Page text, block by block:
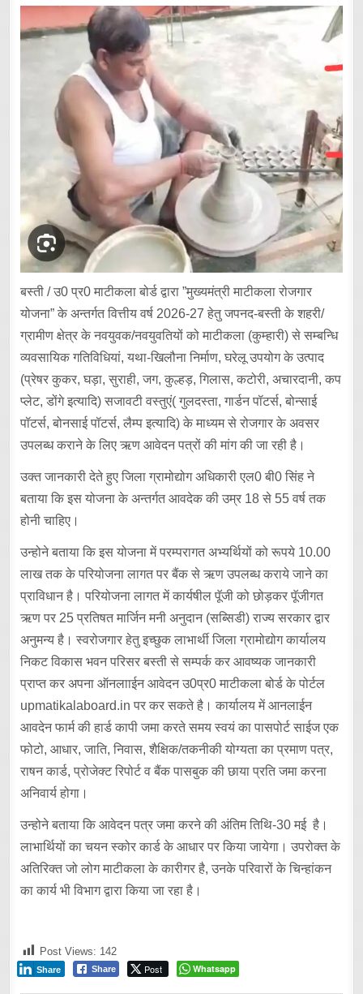
बस्ती / उ0 प्र0 माटीकला बोर्ड द्वारा ”मुख्यमंत्री माटीकला रोजगार
योजना” के अन्तर्गत वित्तीय वर्ष 2026-27 हेतु जपनद-बस्ती के शहरी/
ग्रामीण क्षेत्र के नवयुवक/नवयुवतियों को माटीकला (कुम्हारी) से सम्बन्धि
व्यवसायिक गतिविधियां, यथा-खिलौना निर्माण, घरेलू उपयोग के उत्पाद
(प्रेषर कुकर, घड़ा, सुराही, जग, कुल्हड़, गिलास, कटोरी, अचारदानी, कप
प्लेट, डोंगे इत्यादि) सजावटी वस्तुएं( गुलदस्ता, गार्डन पॉटर्स, बोन्साई
पॉटर्स, बोनसाई पॉटर्स, लैम्प इत्यादि) के माध्यम से रोजगार के अवसर
उपलब्ध कराने के लिए ऋण आवेदन पत्रों की मांग की जा रही है।
उक्त जानकारी देते हुए जिला ग्रामोद्योग अधिकारी एल0 बी0 सिंह ने
बताया कि इस योजना के अन्तर्गत आवदेक की उम्र 18 से 55 वर्ष तक
होनी चाहिए।
उन्होने बताया कि इस योजना में परम्परागत अभ्यर्थियों को रूपये 10.00
लाख तक के परियोजना लागत पर बैंक से ऋण उपलब्ध कराये जाने का
प्राविधान है। परियोजना लागत में कार्यषील पूॅजी को छोड़कर पूॅजीगत
ऋण पर 25 प्रतिषत मार्जिन मनी अनुदान (सब्सिडी) राज्य सरकार द्वार
अनुमन्य है। स्वरोजगार हेतु इच्छुक लाभार्थी जिला ग्रामोद्योग कार्यालय
निकट विकास भवन परिसर बस्ती से सम्पर्क कर आवष्यक जानकारी
प्राप्त कर अपना ऑनलााईन आवेदन उ0प्र0 माटीकला बोर्ड के पोर्टल
upmatikalaboard.in पर कर सकते है। कार्यालय में आनलाईन
आवदेन फार्म की हार्ड कापी जमा करते समय स्वयं का पासपोर्ट साईज एक
फोटो, आधार, जाति, निवास, शैक्षिक/तकनीकी योग्यता का प्रमाण पत्र,
राषन कार्ड, प्रोजेक्ट रिपोर्ट व बैंक पासबुक की छाया प्रति जमा करना
अनिवार्य होगा।
उन्होने बताया कि आवेदन पत्र जमा करने की अंतिम तिथि-30 मई है।
लाभार्थियों का चयन स्कोर कार्ड के आधार पर किया जायेगा। उपरोक्त के
अतिरिक्त जो लोग माटीकला के कारीगर है, उनके परिवारों के चिन्हांकन
का कार्य भी विभाग द्वारा किया जा रहा है।
Post Views: 142
Share Post
Share Whatsapp